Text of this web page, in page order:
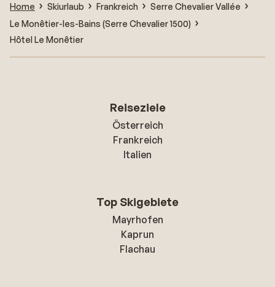
Home Skiurlaub Frankreich
Serre Chevalier Vallée
Le Monêtier-les-Bains (Serre Chevalier 1500)
Hôtel Le Monêtier
Reiseziele
Österreich
Frankreich
Italien
Top Skigebiete
Mayrhofen
Kaprun
Flachau